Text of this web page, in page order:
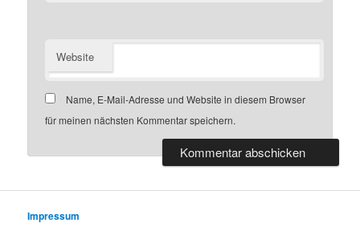
Website
Name, E-Mail-Adresse und Website in diesem Browser
für meinen nächsten Kommentar speichern.
Impressum